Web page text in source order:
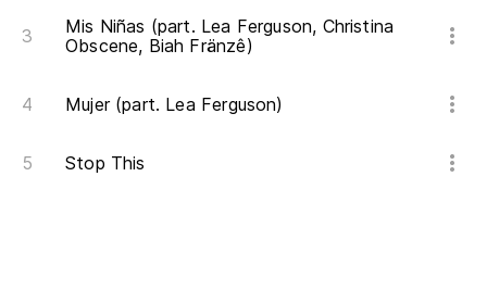
Mis Niñas (part. Lea Ferguson, Christina
Obscene, Biah Fränzê)
Mujer (part. Lea Ferguson)
Stop This